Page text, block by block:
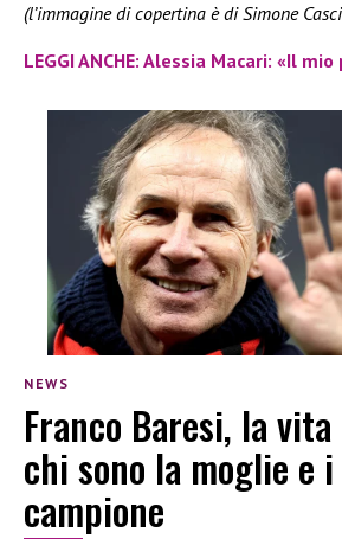
(l’immagine di copertina è di Simone
LEGGI ANCHE: Alessia Macari: «Il
NEWS
Franco Baresi, la
chi sono la moglie e
campione